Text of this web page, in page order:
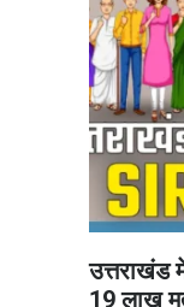
उत्तराखंड
19 लाख